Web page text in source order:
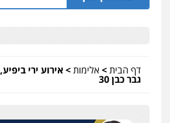
דף הבית>אלימות>אירוע ירי
גבר כבן 30